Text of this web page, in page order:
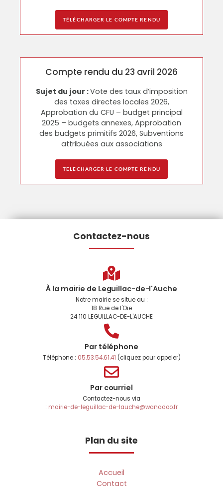
TÉLÉCHARGER LE COMPTE RENDU
Compte rendu du 23 avril 2026
Sujet du jour :Vote des taux d’imposition
des taxes directes locales 2026,
Approbation du CFU – budget principal
2025 – budgets annexes, Approbation
des budgets primitifs 2026, Subventions
attribuées aux associations
TÉLÉCHARGER LE COMPTE RENDU
Contactez-nous
À la mairie de Leguillac-de-l'Auche
Notre mairie se situe au :
18 Rue de l'Oie
24 110 LEGUILLAC-DE-L'AUCHE
Par téléphone
Téléphone : 05.53.54.61.41 (cliquez pour appeler)
Par courriel
Contactez-nous via
: mairie-de-leguillac-de-lauche@wanadoo.fr
Plan du site
Accueil
Contact